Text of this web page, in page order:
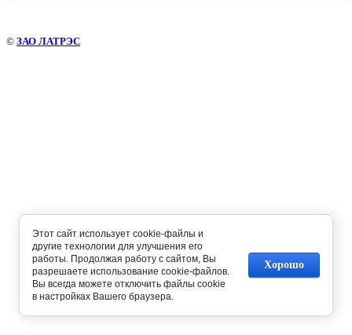
© ЗАО ЛАТРЭС
Этот сайт использует cookie-файлы и
другие технологии для улучшения его
работы. Продолжая работу с сайтом, Вы
разрешаете использование cookie-файлов.
Вы всегда можете отключить файлы cookie
в настройках Вашего браузера.
Хорошо